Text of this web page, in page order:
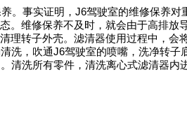
。事实证明，J6驾驶室的维修保养
维修保养不及时，就会由于高排放
转子外壳。滤清器使用过程中，会
，吹通J6驾驶室的喷嘴，洗净转
洗所有零件，清洗离心式滤清器内